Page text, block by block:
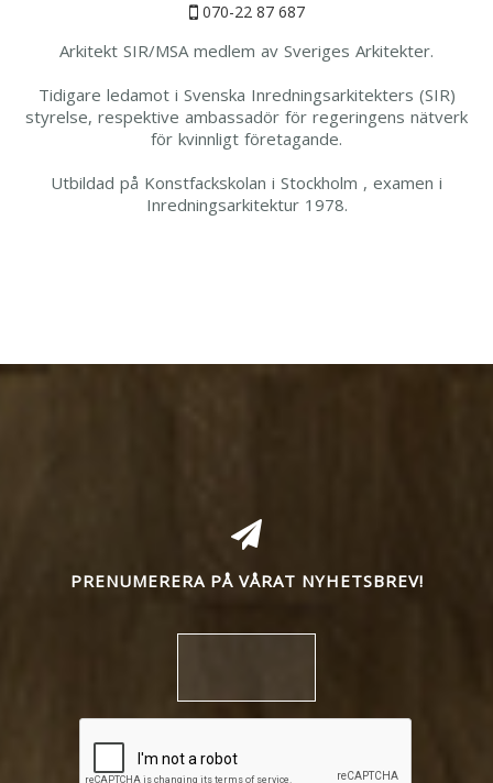
070-22 87 687
Arkitekt SIR/MSA medlem av Sveriges Arkitekter.
Tidigare ledamot i Svenska Inredningsarkitekters (SIR)
styrelse, respektive ambassadör för regeringens nätverk
för kvinnligt företagande.
Utbildad på Konstfackskolan i Stockholm , examen i
Inredningsarkitektur 1978.
PRENUMERERA PÅ VÅRAT NYHETSBREV!